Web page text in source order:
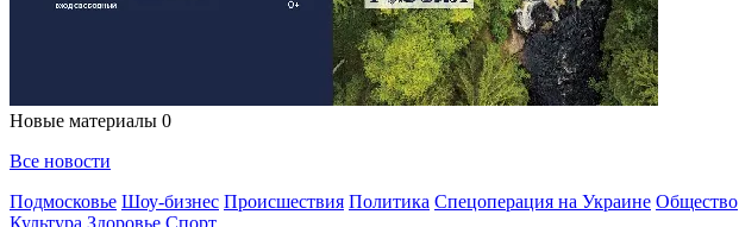
Новые материалы 0
Все новости
Подмосковье Шоу-бизнес Происшествия Политика Спецоперация на Украине Общество
Культура Здоровье Спорт